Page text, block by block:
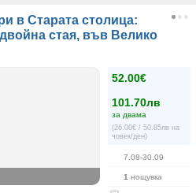
в Старата столица:
стая, във Велико
52.00€
101.70лв
за двама
(26.00€ / 50.85лв на
човек/ден)
7.08-30.09
1 нощувка